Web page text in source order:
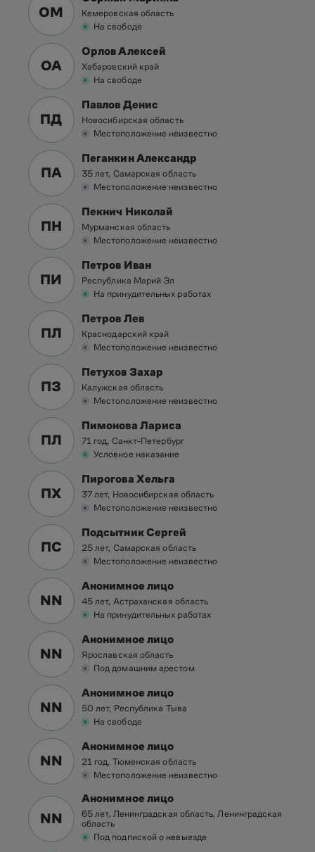
ОМ
Кемеровская область
На свободе
ОА
Орлов Алексей
Хабаровский край
На свободе
ПД
Павлов Денис
Новосибирская область
Местоположение неизвестно
ПА
Пеганкин Александр
35 лет, Самарская область
Местоположение неизвестно
ПН
Пекнич Николай
Мурманская область
Местоположение неизвестно
ПИ
Петров Иван
Республика Марий Эл
На принудительных работах
ПЛ
Петров Лев
Краснодарский край
Местоположение неизвестно
ПЗ
Петухов Захар
Калужская область
Местоположение неизвестно
ПЛ
Пимонова Лариса
71 год, Санкт-Петербург
Условное наказание
ПХ
Пирогова Хельга
37 лет, Новосибирская область
Местоположение неизвестно
ПС
Подсытник Сергей
25 лет, Самарская область
Местоположение неизвестно
NN
Анонимное лицо
45 лет, Астраханская область
На принудительных работах
NN
Анонимное лицо
Ярославская область
Под домашним арестом
NN
Анонимное лицо
50 лет, Республика Тыва
На свободе
NN
Анонимное лицо
21 год, Тюменская область
Местоположение неизвестно
NN
Анонимное лицо
65 лет, Ленинградская область, Ленинградская
область
Под подпиской о невыезде